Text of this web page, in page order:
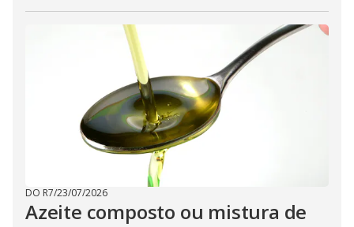
DO R7/23/07/2026
Azeite composto ou mistura de